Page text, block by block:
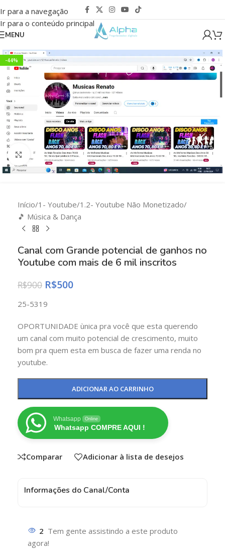
Ir para a navegação
Ir para o conteúdo principal
MENU
-44%
Clique para ampliar
Início/1- Youtube/1.2- Youtube Não Monetizado/
🎵 Música & Dança
Canal com Grande potencial de ganhos no
Youtube com mais de 6 mil inscritos
R$900 R$500
25-5319
OPORTUNIDADE ùnica pra você que esta querendo
um canal com muito potencial de crescimento, muito
bom pra quem esta em busca de fazer uma renda no
youtube.
ADICIONAR AO CARRINHO
Whatsapp Online
Whatsapp COMPRE AQUI !
Comparar Adicionar à lista de desejos
Informações do Canal/Conta
2 Tem gente assistindo a este produto
agora!